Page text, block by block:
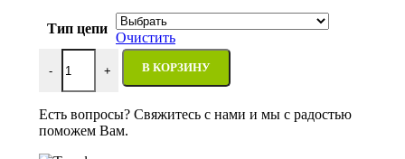
Тип цепи
Очистить
-
Количество товара Цепь Suzuki GSF600 Bandit 1995-
+ В КОРЗИНУ
Есть вопросы? Свяжитесь с нами и мы с радостью
поможем Вам.